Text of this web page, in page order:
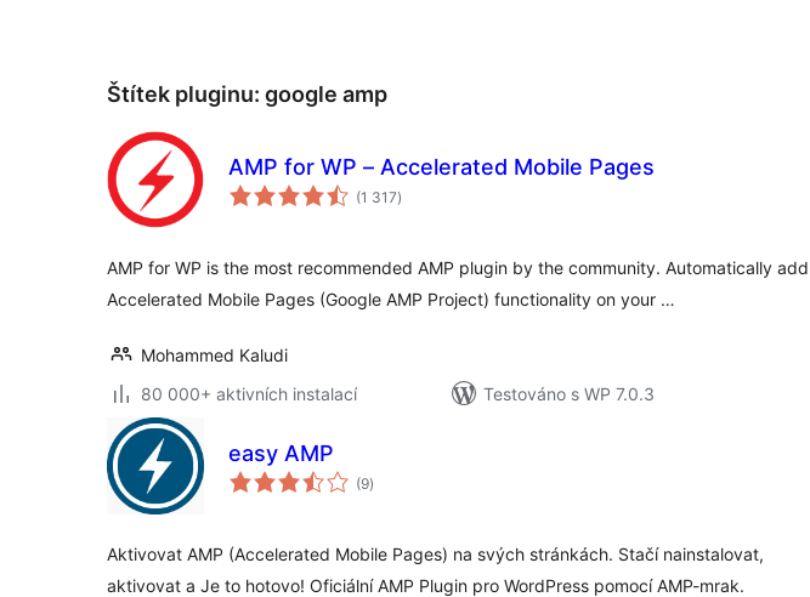
Štítek pluginu: google amp
AMP for WP – Accelerated Mobile Pages
(1 317celkové
hodnocení
)
AMP for WP is the most recommended AMP plugin by the community. Automatically add
Accelerated Mobile Pages (Google AMP Project) functionality on your …
Mohammed Kaludi
80 000+ aktivních instalací
Testováno s WP 7.0.3
easy AMP
(9celkové
hodnocení
)
Aktivovat AMP (Accelerated Mobile Pages) na svých stránkách. Stačí nainstalovat,
aktivovat a Je to hotovo! Oficiální AMP Plugin pro WordPress pomocí AMP-mrak.